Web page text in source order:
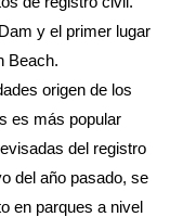
y el primer lugar
Beach.
origen de los
es más popular
del registro
del año pasado, se
en parques a nivel